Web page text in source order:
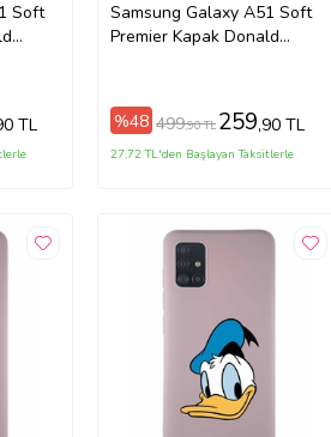
Soft
TL
Samsung Galaxy A51 Soft
Premier Kapak Donald
%48 499,90 TL 259,90 TL
27,72 TL'den Başlayan Taksitlerle